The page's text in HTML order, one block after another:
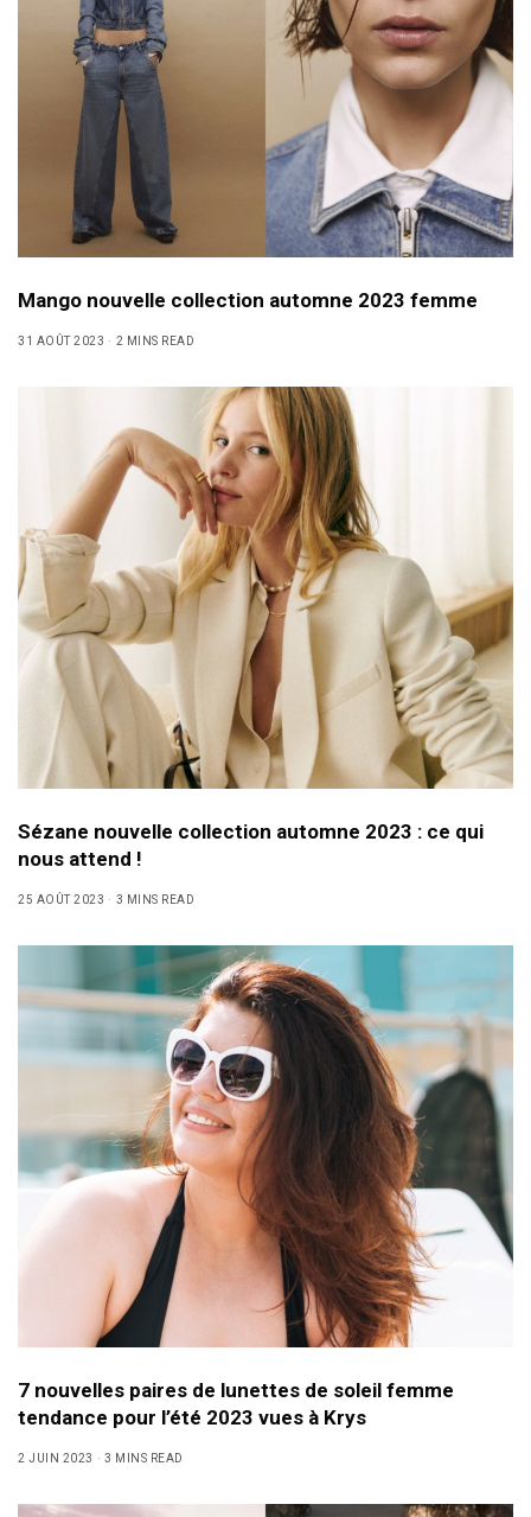
Mango nouvelle collection automne 2023 femme
31 AOÛT 2023 2 MINS READ
Sézane nouvelle collection automne 2023 : ce qui
nous attend !
25 AOÛT 2023 3 MINS READ
7 nouvelles paires de lunettes de soleil femme
tendance pour l’été 2023 vues à Krys
2 JUIN 2023 3 MINS READ